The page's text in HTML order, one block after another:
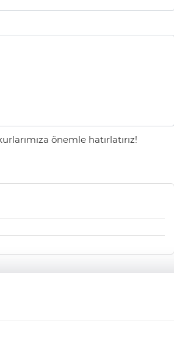
önemle hatırlatırız!